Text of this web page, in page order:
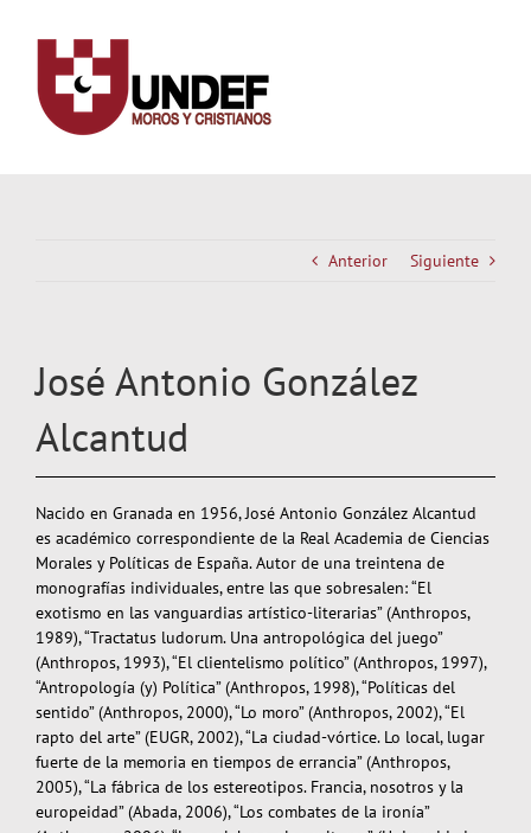
contenido
Anterior Siguiente
José Antonio González
Alcantud
Nacido en Granada en 1956, José Antonio González Alcantud
es académico correspondiente de la Real Academia de Ciencias
Morales y Políticas de España. Autor de una treintena de
monografías individuales, entre las que sobresalen: “El
exotismo en las vanguardias artístico-litera­rias” (Anthropos,
1989), “Tractatus ludorum. Una antropológica del juego”
(Anthro­pos, 1993), “El clientelismo político” (Anthropos, 1997),
“Antropología (y) Política” (Anthropos, 1998), “Políticas del
sentido” (Anthropos, 2000), “Lo moro” (Anthropos, 2002), “El
rapto del arte” (EUGR, 2002), “La ciudad-vórtice. Lo local, lugar
fuerte de la memoria en tiempos de errancia” (Anthropos,
2005), “La fábrica de los estereotipos. Francia, nosotros y la
europeidad” (Abada, 2006), “Los combates de la ironía”